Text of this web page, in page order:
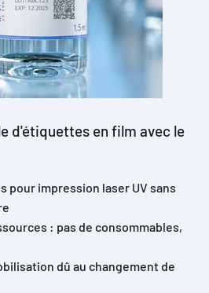
d'étiquettes en film avec le
pour impression laser UV sans
: pas de consommables,
dû au changement de